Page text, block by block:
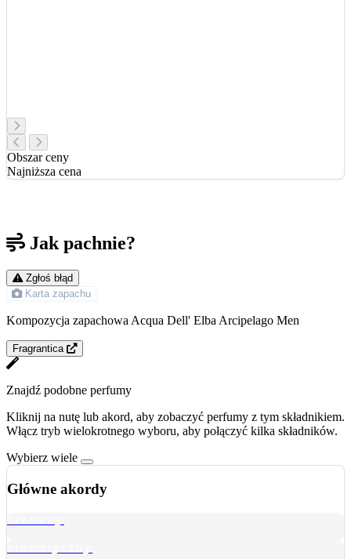
Obszar ceny
Najniższa cena
Jak pachnie?
Zgłoś błąd
Karta zapachu
Kompozycja zapachowa Acqua Dell' Elba Arcipelago Men
Fragrantica
Znajdź podobne perfumy
Kliknij na nutę lub akord, aby zobaczyć perfumy z tym składnikiem.
Włącz tryb wielokrotnego wyboru, aby połączyć kilka składników.
Wybierz wiele
Główne akordy